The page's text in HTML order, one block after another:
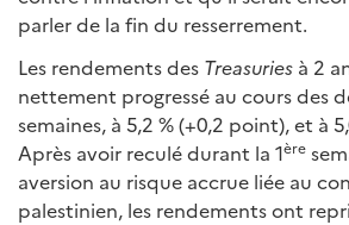
parler de la fin du resserrement.
Les rendements des Treasuries à 2
nettement progressé au cours des
semaines, à 5,2 % (+0,2 point), et à
Après avoir reculé durant la 1ère
aversion au risque accrue liée au
palestinien, les rendements ont